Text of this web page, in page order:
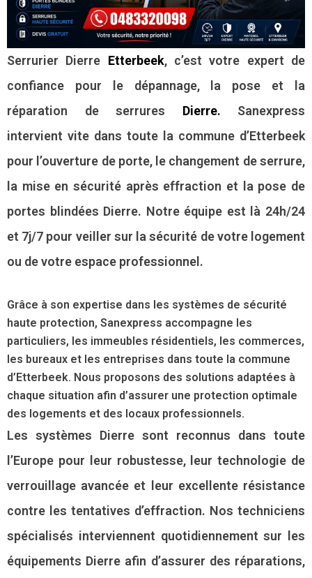
Serrurier Dierre Etterbeek, c’est votre expert de
confiance pour le dépannage, la pose et la
réparation de serrures Dierre. Sanexpress
intervient vite dans toute la commune d’Etterbeek
pour l’ouverture de porte, le changement de serrure,
la mise en sécurité après effraction et la pose de
portes blindées Dierre. Notre équipe est là 24h/24
et 7j/7 pour veiller sur la sécurité de votre logement
ou de votre espace professionnel.
Grâce à son expertise dans les systèmes de sécurité
haute protection, Sanexpress accompagne les
particuliers, les immeubles résidentiels, les commerces,
les bureaux et les entreprises dans toute la commune
d’Etterbeek. Nous proposons des solutions adaptées à
chaque situation afin d’assurer une protection optimale
des logements et des locaux professionnels.
Les systèmes Dierre sont reconnus dans toute
l’Europe pour leur robustesse, leur technologie de
verrouillage avancée et leur excellente résistance
contre les tentatives d’effraction. Nos techniciens
spécialisés interviennent quotidiennement sur les
équipements Dierre afin d’assurer des réparations,